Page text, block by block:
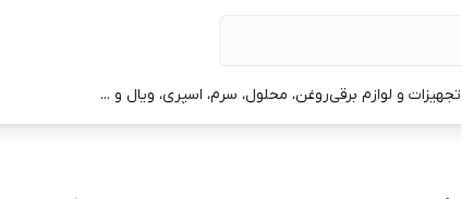
تجهیزات و لوازم برقیروغن، محلول، سرم، اسپری، ویال و ...